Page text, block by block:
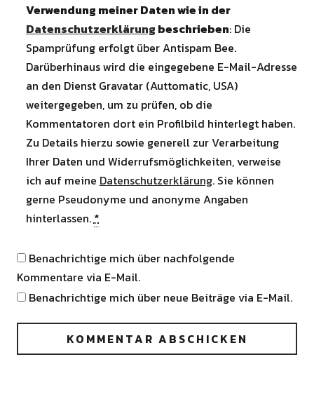
Verwendung meiner Daten wie in der
Datenschutzerklärung beschrieben: Die
Spamprüfung erfolgt über Antispam Bee.
Darüberhinaus wird die eingegebene E-Mail-Adresse
an den Dienst Gravatar (Auttomatic, USA)
weitergegeben, um zu prüfen, ob die
Kommentatoren dort ein Profilbild hinterlegt haben.
Zu Details hierzu sowie generell zur Verarbeitung
Ihrer Daten und Widerrufsmöglichkeiten, verweise
ich auf meine Datenschutzerklärung. Sie können
gerne Pseudonyme und anonyme Angaben
hinterlassen. *
Benachrichtige mich über nachfolgende
Kommentare via E-Mail.
Benachrichtige mich über neue Beiträge via E-Mail.